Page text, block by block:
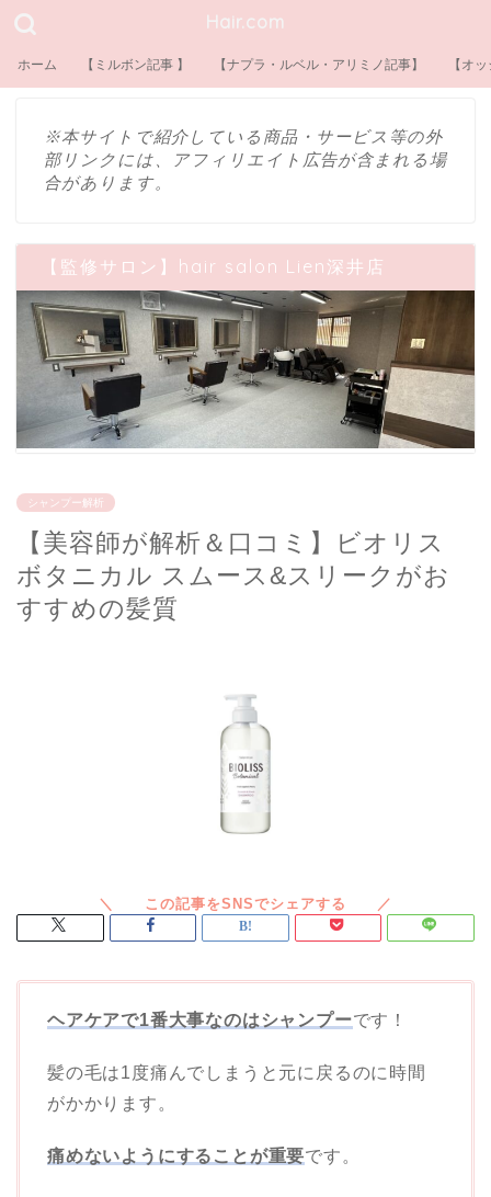
Hair.com
ホーム 【ミルボン記事 】 【ナプラ・ルベル・アリミノ記事】 【オ
※本サイトで紹介している商品・サービス等の外
部リンクには、アフィリエイト広告が含まれる場
合があります。
【監修サロン】hair salon Lien深井店
シャンプー解析
【美容師が解析＆口コミ】ビオリス
ボタニカル スムース&スリークがお
すすめの髪質
ヘアケアで1番大事なのはシャンプーです！
髪の毛は1度痛んでしまうと元に戻るのに時間
がかかります。
痛めないようにすることが重要です。